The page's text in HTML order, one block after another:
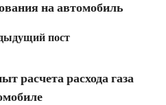
на автомобиль
пост
расчета расхода газа